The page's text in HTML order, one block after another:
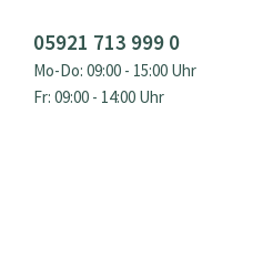
05921 713 999 0
Mo-Do: 09:00 - 15:00 Uhr
Fr: 09:00 - 14:00 Uhr